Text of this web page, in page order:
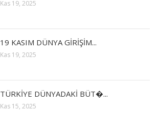
Kas 19, 2025
19 KASIM DÜNYA GİRİŞİM...
Kas 19, 2025
TÜRKİYE DÜNYADAKİ BÜT�...
Kas 15, 2025